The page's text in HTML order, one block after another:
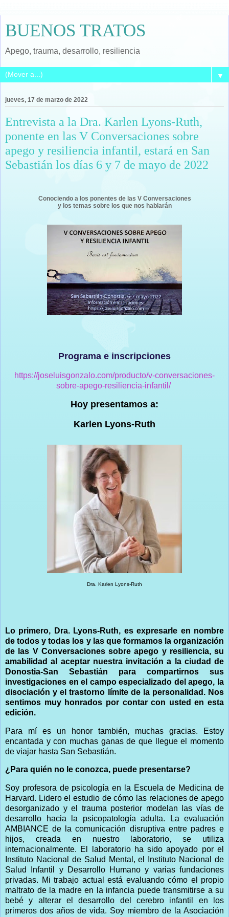
BUENOS TRATOS
Apego, trauma, desarrollo, resiliencia
▼
jueves, 17 de marzo de 2022
Entrevista a la Dra. Karlen Lyons-Ruth,
ponente en las V Conversaciones sobre
apego y resiliencia infantil, estará en San
Sebastián los días 6 y 7 de mayo de 2022
Conociendo a los ponentes de las V Conversaciones
y los temas sobre los que nos hablarán
Programa e inscripciones
https://joseluisgonzalo.com/producto/v-conversaciones-
sobre-apego-resiliencia-infantil/
Hoy presentamos a:
Karlen Lyons-Ruth
Dra. Karlen Lyons-Ruth
Lo primero, Dra. Lyons-Ruth, es expresarle en nombre
de todos y todas los y las que formamos la organización
de las V Conversaciones sobre apego y resiliencia, su
amabilidad al aceptar nuestra invitación a la ciudad de
Donostia-San Sebastián para compartirnos sus
investigaciones en el campo especializado del apego, la
disociación y el trastorno límite de la personalidad. Nos
sentimos muy honrados por contar con usted en esta
edición.
Para mí es un honor también, muchas gracias. Estoy
encantada y con muchas ganas de que llegue el momento
de viajar hasta San Sebastián.
¿Para quién no le conozca, puede presentarse?
Soy profesora de psicología en la Escuela de Medicina de
Harvard. Lidero el estudio de cómo las relaciones de apego
desorganizado y el trauma posterior modelan las vías de
desarrollo hacia la psicopatología adulta. La evaluación
AMBIANCE de la comunicación disruptiva entre padres e
hijos, creada en nuestro laboratorio, se utiliza
internacionalmente. El laboratorio ha sido apoyado por el
Instituto Nacional de Salud Mental, el Instituto Nacional de
Salud Infantil y Desarrollo Humano y varias fundaciones
privadas. Mi trabajo actual está evaluando cómo el propio
maltrato de la madre en la infancia puede transmitirse a su
bebé y alterar el desarrollo del cerebro infantil en los
primeros dos años de vida. Soy miembro de la Asociación